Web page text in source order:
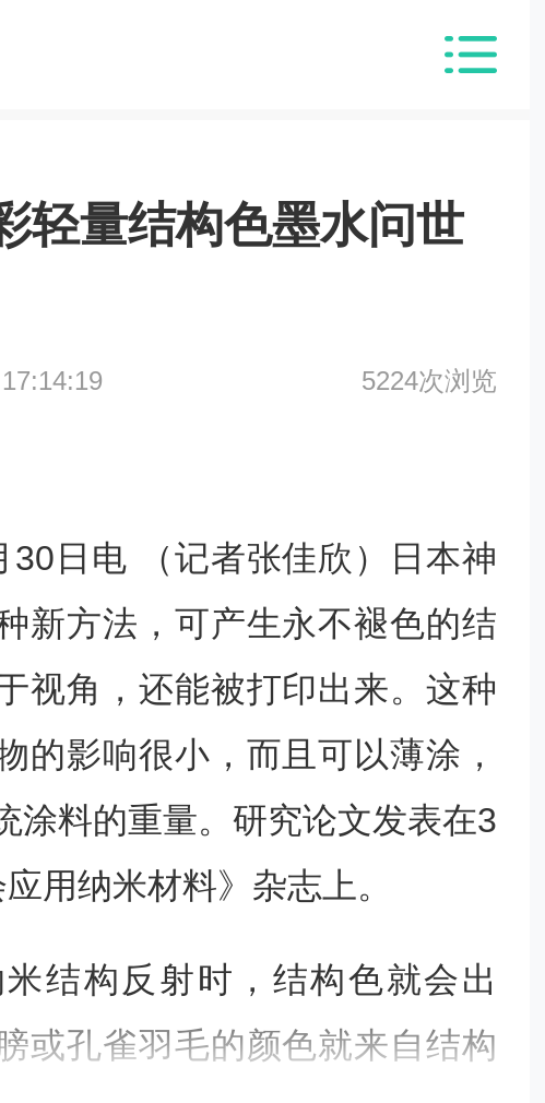
轻量结构色墨水问世
5224次浏览
30日电 （记者张佳欣）日本神
新方法，可产生永不褪色的结
视角，还能被打印出来。这种
的影响很小，而且可以薄涂，
涂料的重量。研究论文发表在3
用纳米材料》杂志上。
结构反射时，结构色就会出
或孔雀羽毛的颜色就来自结构